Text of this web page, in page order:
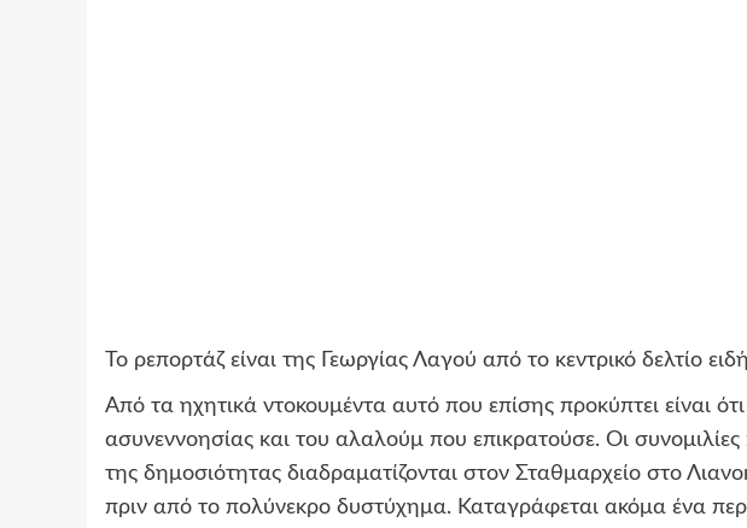
Το ρεπορτάζ είναι της Γεωργίας Λαγού από το κεντρικό δελτίο
Από τα ηχητικά ντοκουμέντα αυτό που επίσης προκύπτει είναι
ασυνεννοησίας και του αλαλούμ που επικρατούσε. Οι
της δημοσιότητας διαδραματίζονται στον Σταθμαρχείο στο
πριν από το πολύνεκρο δυστύχημα. Καταγράφεται ακόμα ένα